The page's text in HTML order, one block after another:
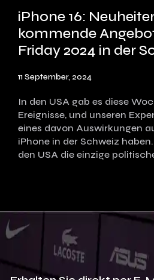
iPhone 16:
kommende
Friday 2024 in der
11 September, 2024
In den USA gab es diese
Ereignisse, und unseren
eines davon Auswirkungen
iPhone in der Schweiz
den USA die einzige